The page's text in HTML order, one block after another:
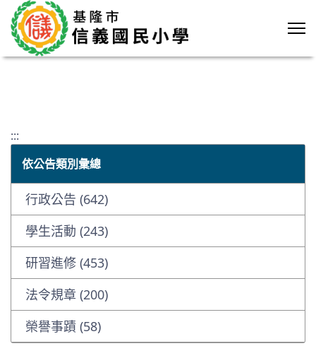
:::
依公告類別彙總
行政公告 (642)
學生活動 (243)
研習進修 (453)
法令規章 (200)
榮譽事蹟 (58)